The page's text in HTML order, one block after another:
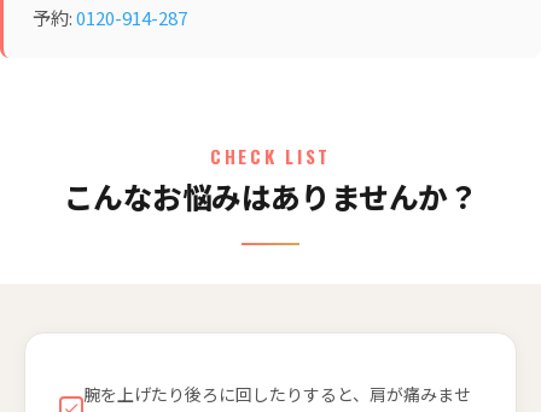
予約:0120-914-287
CHECK LIST
こんなお悩みはありませんか？
腕を上げたり後ろに回したりすると、肩が痛みませ